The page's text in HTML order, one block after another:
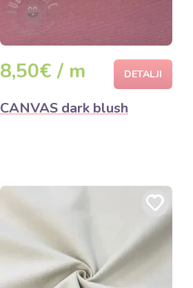
8,50€ / m DETALJI
CANVAS dark blush